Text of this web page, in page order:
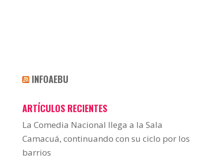
INFOAEBU
ARTÍCULOS RECIENTES
La Comedia Nacional llega a la Sala
Camacuá, continuando con su ciclo por los
barrios